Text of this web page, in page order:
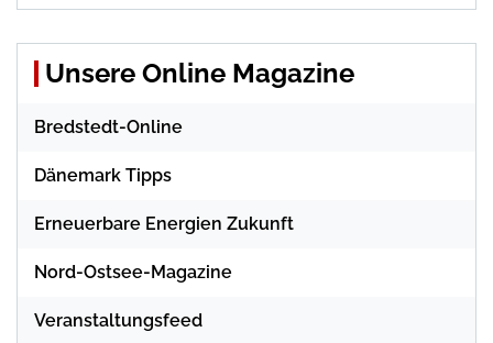
Unsere Online Magazine
Bredstedt-Online
Dänemark Tipps
Erneuerbare Energien Zukunft
Nord-Ostsee-Magazine
Veranstaltungsfeed